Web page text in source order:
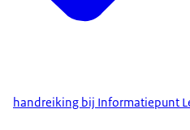
handreiking bij Informatiepunt